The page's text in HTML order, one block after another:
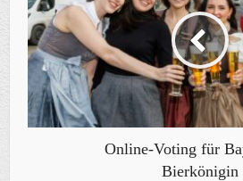
Online-Voting für
Bierkönigin